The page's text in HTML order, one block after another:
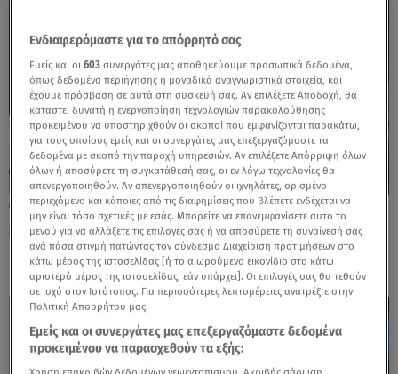
17.09.25, 13:46
Μικρή Μαντλίν: Αποφυλακίστηκε ο
βασικός ύποπτος για την εξαφάνισή της
Ενδιαφερόμαστε για το απόρρητό σας
Εμείς και οι603 συνεργάτες μας αποθηκεύουμε προσωπικά δεδομένα,
όπως δεδομένα περιήγησης ή μοναδικά αναγνωριστικά στοιχεία, και
έχουμε πρόσβαση σε αυτά στη συσκευή σας. Αν επιλέξετε Αποδοχή, θα
καταστεί δυνατή η ενεργοποίηση τεχνολογιών παρακολούθησης
προκειμένου να υποστηριχθούν οι σκοποί που εμφανίζονται παρακάτω,
για τους οποίους εμείς και οι συνεργάτες μας επεξεργαζόμαστε τα
δεδομένα με σκοπό την παροχή υπηρεσιών. Αν επιλέξετε Απόρριψη όλων
όλων ή αποσύρετε τη συγκατάθεσή σας, οι εν λόγω τεχνολογίες θα
απενεργοποιηθούν. Αν απενεργοποιηθούν οι ιχνηλάτες, ορισμένο
περιεχόμενο και κάποιες από τις διαφημίσεις που βλέπετε ενδέχεται να
μην είναι τόσο σχετικές με εσάς. Μπορείτε να επανεμφανίσετε αυτό το
μενού για να αλλάξετε τις επιλογές σας ή να αποσύρετε τη συναίνεσή σας
ανά πάσα στιγμή πατώντας τον σύνδεσμο Διαχείριση προτιμήσεων στο
κάτω μέρος της ιστοσελίδας [ή το αιωρούμενο εικονίδιο στο κάτω
αριστερό μέρος της ιστοσελίδας, εάν υπάρχει]. Οι επιλογές σας θα τεθούν
σε ισχύ στον Ιστότοπος. Για περισσότερες λεπτομέρειες ανατρέξτε στην
Πολιτική Απορρήτου μας.
Εμείς και οι συνεργάτες μας επεξεργαζόμαστε δεδομένα
προκειμένου να παρασχεθούν τα εξής: